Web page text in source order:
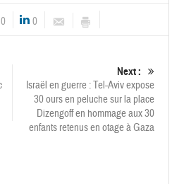
0 0
Next :
Israël en guerre : Tel-Aviv expose
30 ours en peluche sur la place
Dizengoff en hommage aux 30
enfants retenus en otage à Gaza